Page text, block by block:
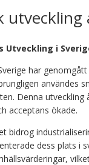
Utveckling i
har
användes
Denna
acceptans ökade.
bidrog
dess plats i